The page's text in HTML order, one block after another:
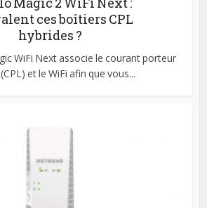
ces boîtiers CPL
hybrides ?
WiFi Next associe le courant porteur
et le WiFi afin que vous...